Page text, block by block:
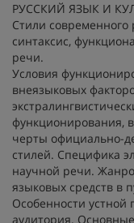
РУССКИЙ ЯЗЫК И
Стили современного
синтаксис,
речи.
Условия
внеязыковых
функционирования,
черты официально-
стилей. Специфика
научной речи.
языковых средств в
Особенности
аудитория.